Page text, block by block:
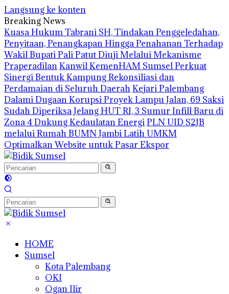
Langsung ke konten
Breaking News
‎Kuasa Hukum Tabrani SH, Tindakan Penggeledahan,
Penyitaan, Penangkapan Hingga Penahanan Terhadap
Wakil Bupati Pali Patut Diuji Melalui Mekanisme
PraperadilanKanwil KemenHAM Sumsel Perkuat
Sinergi Bentuk Kampung Rekonsiliasi dan
Perdamaian di Seluruh DaerahKejari Palembang
Dalami Dugaan Korupsi Proyek Lampu Jalan, 69 Saksi
Sudah DiperiksaJelang HUT RI, 3 Sumur Infill Baru di
Zona 4 Dukung Kedaulatan EnergiPLN UID S2JB
melalui Rumah BUMN Jambi Latih UMKM
Optimalkan Website untuk Pasar Ekspor
HOME
Sumsel
Kota Palembang
OKI
Ogan Ilir